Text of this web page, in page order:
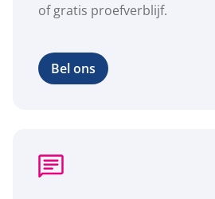
of gratis proefverblijf.
Bel ons